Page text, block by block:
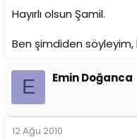
Hayırlı olsun Şamil.
Ben şimdiden
E Emin Doğanca
12 Ağu 2010